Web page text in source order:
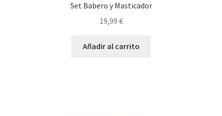
Set Babero y Masticador
19,99 €
Añadir al carrito